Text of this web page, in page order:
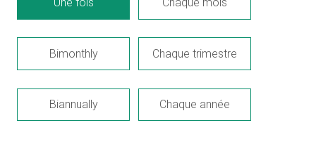
Bimonthly Chaque trimestre
Biannually Chaque année